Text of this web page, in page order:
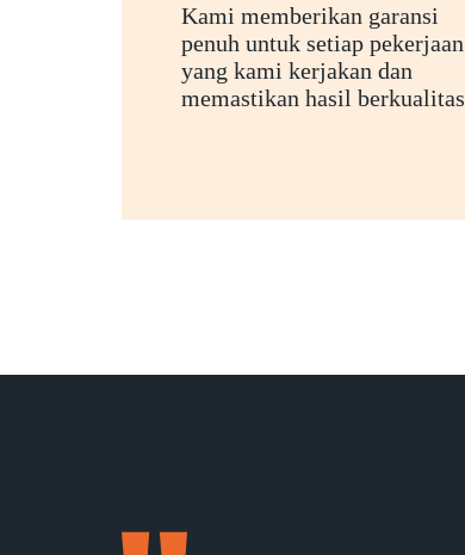
Kami memberikan garansi
penuh untuk setiap pekerjaan
yang kami kerjakan dan
memastikan hasil berkualitas